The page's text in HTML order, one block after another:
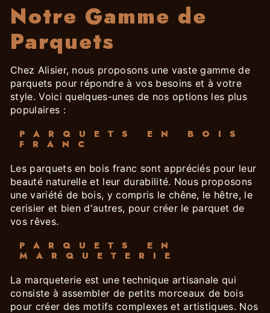
Notre Gamme de
Parquets
Chez Alisier, nous proposons une vaste gamme de
parquets pour répondre à vos besoins et à votre
style. Voici quelques-unes de nos options les plus
populaires :
PARQUETS EN BOIS
FRANC
Les parquets en bois franc sont appréciés pour leur
beauté naturelle et leur durabilité. Nous proposons
une variété de bois, y compris le chêne, le hêtre, le
cerisier et bien d'autres, pour créer le parquet de
vos rêves.
PARQUETS EN
MARQUETERIE
La marqueterie est une technique artisanale qui
consiste à assembler de petits morceaux de bois
pour créer des motifs complexes et artistiques. Nos